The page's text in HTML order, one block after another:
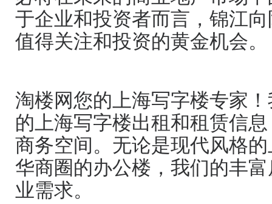
于企业和投资者而言，锦江
值得关注和投资的黄金机会。
淘楼网您的上海写字楼专家
的上海写字楼出租和租赁信
商务空间。无论是现代风格
华商圈的办公楼，我们的丰
业需求。